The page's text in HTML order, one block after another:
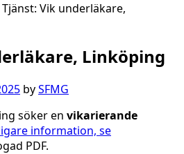
Tjänst: Vik underläkare,
Linköping
bySFMG
söker en vikarierande
information, se
PDF.